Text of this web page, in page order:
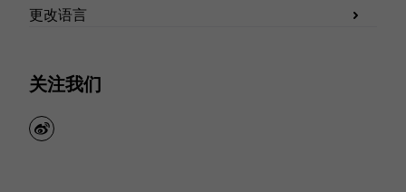
更改语言
关注我们
weibo